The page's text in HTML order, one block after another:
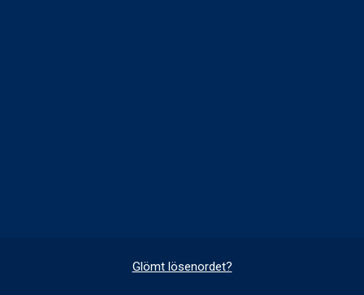
Glömt lösenordet?